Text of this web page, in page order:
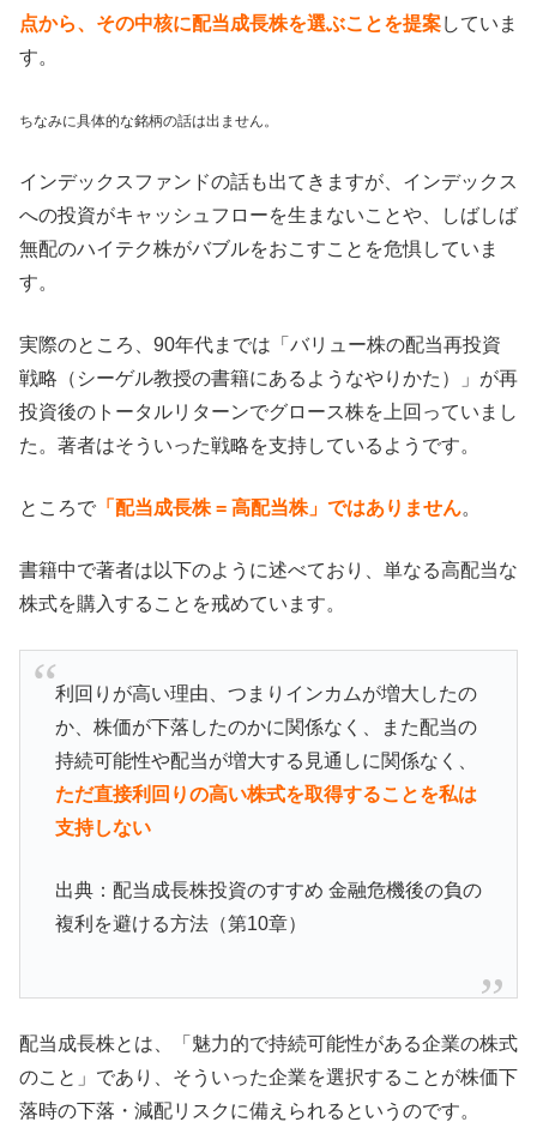
点から、その中核に配当成長株を選ぶことを提案していま
す。
ちなみに具体的な銘柄の話は出ません。
インデックスファンドの話も出てきますが、インデックス
への投資がキャッシュフローを生まないことや、しばしば
無配のハイテク株がバブルをおこすことを危惧していま
す。
実際のところ、90年代までは「バリュー株の配当再投資
戦略（シーゲル教授の書籍にあるようなやりかた）」が再
投資後のトータルリターンでグロース株を上回っていまし
た。著者はそういった戦略を支持しているようです。
ところで 「配当成長株 = 高配当株」ではありません。
書籍中で著者は以下のように述べており、単なる高配当な
株式を購入することを戒めています。
利回りが高い理由、つまりインカムが増大したの
か、株価が下落したのかに関係なく、また配当の
持続可能性や配当が増大する見通しに関係なく、
ただ直接利回りの高い株式を取得することを私は
支持しない
出典：配当成長株投資のすすめ 金融危機後の負の
複利を避ける方法（第10章）
配当成長株とは、「魅力的で持続可能性がある企業の株式
のこと」であり、そういった企業を選択することが株価下
落時の下落・減配リスクに備えられるというのです。